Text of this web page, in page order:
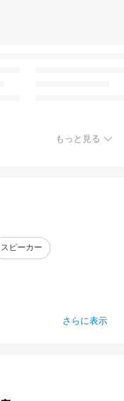
もっと見る
スピーカー
さらに表示